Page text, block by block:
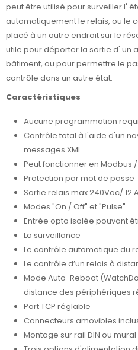
peut être utilisé pour surveiller l'
automatiquement le relais, ou le
placé à un autre endroit sur le
utile pour déporter la sortie d' un
bâtiment, ou pour permettre le
contrôle dans un autre état.
Caractéristiques
Aucune programmation
Contrôle total à l'aide d'un
messages XML
Peut fonctionner en Modbus
Protection par mot de passe
Sortie relais max 240Vac/ 12
Modes "On / Off" et "Pulse"
Entrée opto isolée pouvant
La surveillance
Le contrôle automatique du
Le contrôle d’un relais à
Mode Auto-Reboot
distance des périphériques
Port TCP réglable
Connecteurs amovibles
Montage sur rail DIN ou mural